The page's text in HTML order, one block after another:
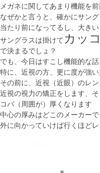
メガネに関してあまり機能を
なぜかと言うと、確かにサン
当たり前になってるし、大き
サングラスは掛けて カッ
で決まるでしょ？
でも、今日はすこし機能的な話
特に、近視の方、更に度が強
その前に、近視（近眼）のレ
近視の視力の矯正をします、
コバ（周囲が）厚くなります
中心の厚みはどこのメーカー
外に向かっていけば行くほど